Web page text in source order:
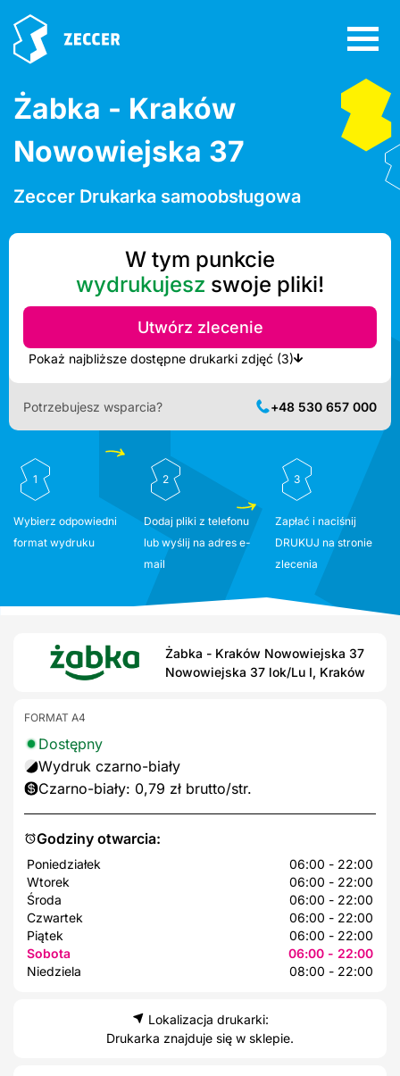
Żabka - Kraków
Nowowiejska 37
Zeccer Drukarka samoobsługowa
W tym punkcie
wydrukujesz swoje pliki!
Utwórz zlecenie
Pokaż najbliższe dostępne drukarki zdjęć (3)
Potrzebujesz wsparcia? +48 530 657 000
1
Wybierz odpowiedni
format wydruku
2
Dodaj pliki z telefonu
lub wyślij na adres e-
mail
3
Zapłać i naciśnij
DRUKUJ na stronie
zlecenia
Żabka - Kraków Nowowiejska 37
Nowowiejska 37 lok/Lu I, Kraków
Godziny otwarcia:
Poniedziałek
06:00 - 22:00
Wtorek
06:00 - 22:00
Środa
06:00 - 22:00
Czwartek
06:00 - 22:00
Piątek
06:00 - 22:00
Sobota
06:00 - 22:00
Niedziela
08:00 - 22:00
FORMAT A4
Dostępny
Wydruk czarno-biały
Czarno-biały: 0,79 zł brutto/str.
Lokalizacja drukarki:
Drukarka znajduje się w sklepie.